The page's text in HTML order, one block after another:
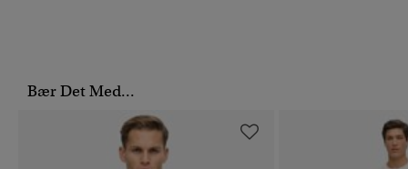
Bær Det Med...